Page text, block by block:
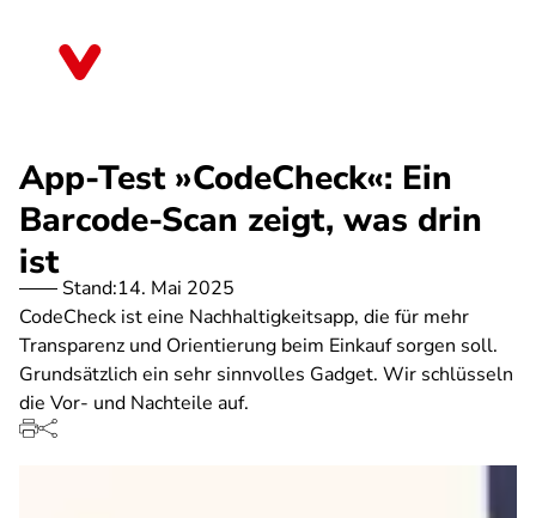
App-Test »CodeCheck«: Ein
Barcode-Scan zeigt, was drin
ist
Stand:14. Mai 2025
CodeCheck ist eine Nachhaltigkeitsapp, die für mehr
Transparenz und Orientierung beim Einkauf sorgen soll.
Grundsätzlich ein sehr sinnvolles Gadget. Wir schlüsseln
die Vor- und Nachteile auf.